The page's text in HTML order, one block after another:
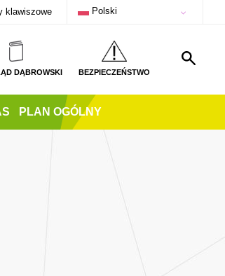
klawiszowe Polski
DĄBROWSKI BEZPIECZEŃSTWO
PLAN OGÓLNY